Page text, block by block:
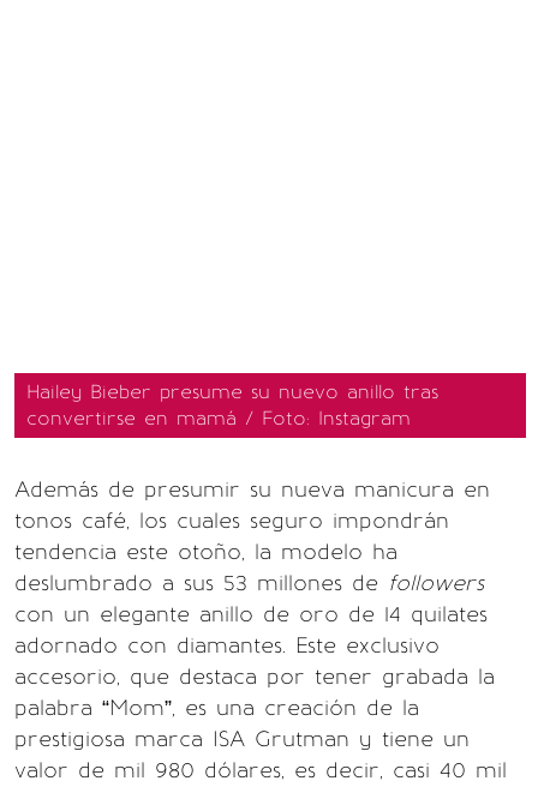
Hailey Bieber presume su nuevo anillo tras
convertirse en mamá / Foto: Instagram
Además de presumir su nueva manicura en
tonos café, los cuales seguro impondrán
tendencia este otoño, la modelo ha
deslumbrado a sus 53 millones de followers
con un elegante anillo de oro de 14 quilates
adornado con diamantes. Este exclusivo
accesorio, que destaca por tener grabada la
palabra “Mom”, es una creación de la
prestigiosa marca ISA Grutman y tiene un
valor de mil 980 dólares, es decir, casi 40 mil